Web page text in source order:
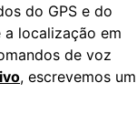
do GPS e do
localização em
de voz
, escrevemos um